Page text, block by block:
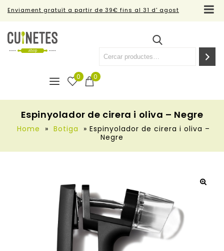
Enviament gratuït a partir de 39€ fins al 31 d' agost
0
0
Espinyolador de cirera i oliva – Negre
Home » Botiga » Espinyolador de cirera i oliva –
Negre